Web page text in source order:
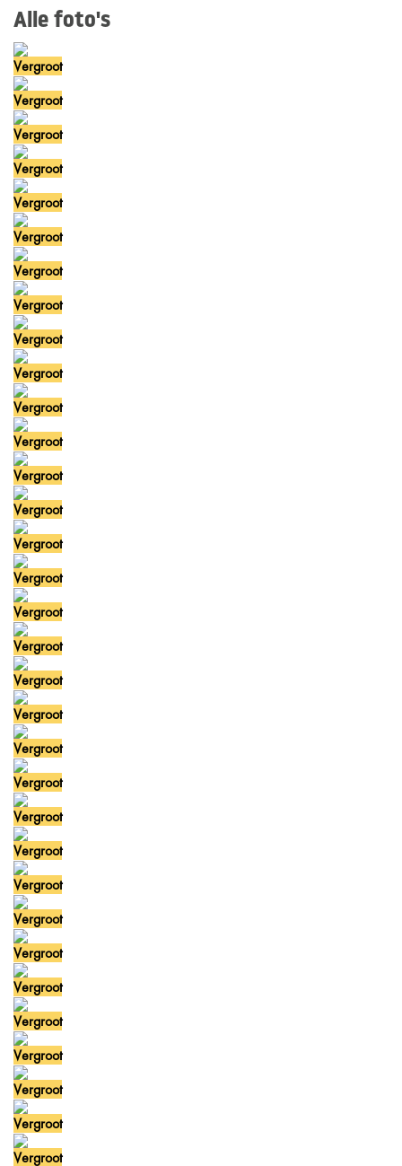
Alle foto's
Vergroot
Vergroot
Vergroot
Vergroot
Vergroot
Vergroot
Vergroot
Vergroot
Vergroot
Vergroot
Vergroot
Vergroot
Vergroot
Vergroot
Vergroot
Vergroot
Vergroot
Vergroot
Vergroot
Vergroot
Vergroot
Vergroot
Vergroot
Vergroot
Vergroot
Vergroot
Vergroot
Vergroot
Vergroot
Vergroot
Vergroot
Vergroot
Vergroot